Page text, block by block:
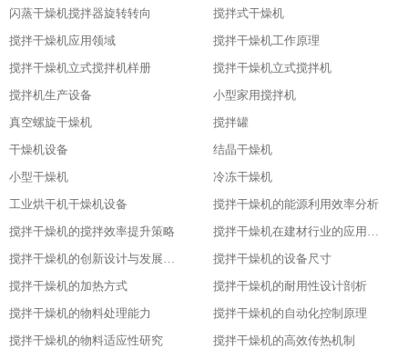
闪蒸干燥机搅拌器旋转转向
搅拌式干燥机
搅拌干燥机应用领域
搅拌干燥机工作原理
搅拌干燥机立式搅拌机样册
搅拌干燥机立式搅拌机
搅拌机生产设备
小型家用搅拌机
真空螺旋干燥机
搅拌罐
干燥机设备
结晶干燥机
小型干燥机
冷冻干燥机
工业烘干机干燥机设备
搅拌干燥机的能源利用效率分析
搅拌干燥机的搅拌效率提升策略
搅拌干燥机在建材行业的应用特点
搅拌干燥机的创新设计与发展历程
搅拌干燥机的设备尺寸
搅拌干燥机的加热方式
搅拌干燥机的耐用性设计剖析
搅拌干燥机的物料处理能力
搅拌干燥机的自动化控制原理
搅拌干燥机的物料适应性研究
搅拌干燥机的高效传热机制